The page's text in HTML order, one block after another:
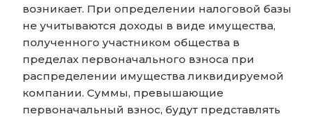
возникает. При определении налоговой базы
не учитываются доходы в виде имущества,
полученного участником общества в
пределах первоначального взноса при
распределении имущества ликвидируемой
компании. Суммы, превышающие
первоначальный взнос, будут представлять